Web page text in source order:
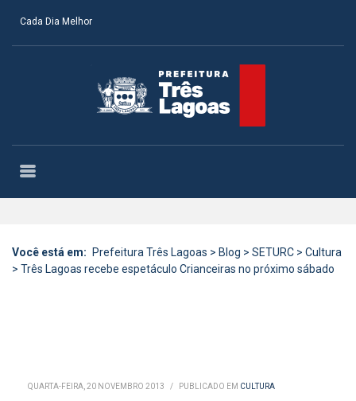
Cada Dia Melhor
Você está em: Prefeitura Três Lagoas > Blog > SETURC > Cultura
> Três Lagoas recebe espetáculo Crianceiras no próximo sábado
QUARTA-FEIRA, 20 NOVEMBRO 2013 / PUBLICADO EM CULTURA